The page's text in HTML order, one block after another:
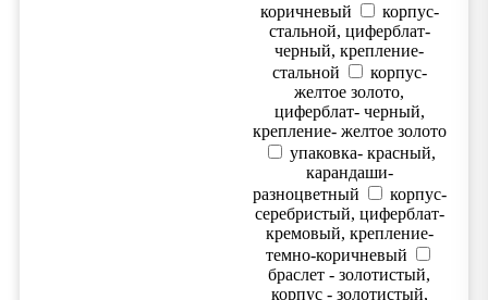
коричневый
корпус-
стальной, циферблат-
черный, крепление-
стальной
корпус-
желтое золото,
циферблат- черный,
крепление- желтое золото
упаковка- красный,
карандаши-
разноцветный
корпус-
серебристый, циферблат-
кремовый, крепление-
темно-коричневый
браслет - золотистый,
корпус - золотистый,